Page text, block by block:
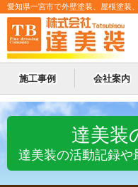
愛知県一宮市で外壁塗装、屋根塗装
施工事例 会社案内
達美装
達美装の活動記録や